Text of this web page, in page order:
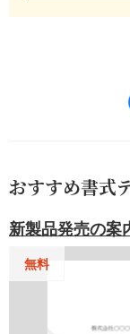
おすすめ書式
新製品発売の案
無料